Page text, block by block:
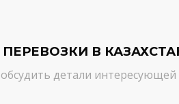
В
детали интересующей